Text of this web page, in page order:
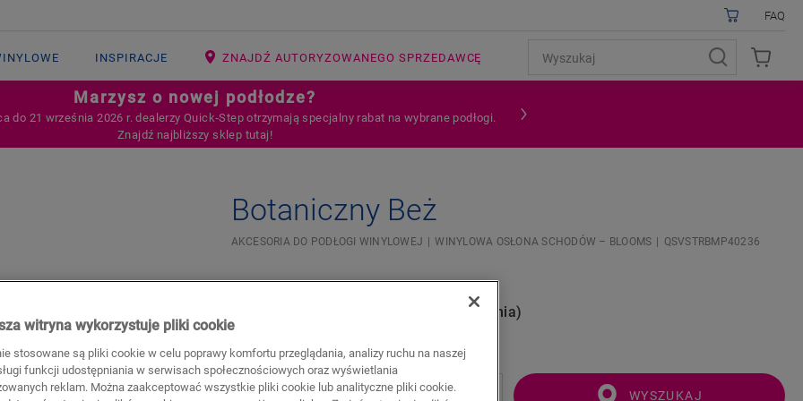
INSPIRACJE ZNAJDŹ AUTORYZOWANEGO SPRZEDAWCĘ
FAQ
Marzysz o nowej podłodze?
do 21 września 2026 r. dealerzy Quick‑Step otrzymają specjalny rabat na wybrane podłogi.
Znajdź najbliższy sklep tutaj!
Botaniczny Beż
AKCESORIA DO PODŁOGI WINYLOWEJ WINYLOWA OSŁONA SCHODÓW – BLOOMS QSVSTRBMP40236
PLN/Opakowanie (opakowania)
Sugerowana cena brutto
WYSZUKAJ
witryna wykorzystuje pliki cookie
stosowane są pliki cookie w celu poprawy komfortu przeglądania, analizy ruchu na naszej
funkcji udostępniania w serwisach społecznościowych oraz wyświetlania
reklam. Można zaakceptować wszystkie pliki cookie lub analityczne pliki cookie.